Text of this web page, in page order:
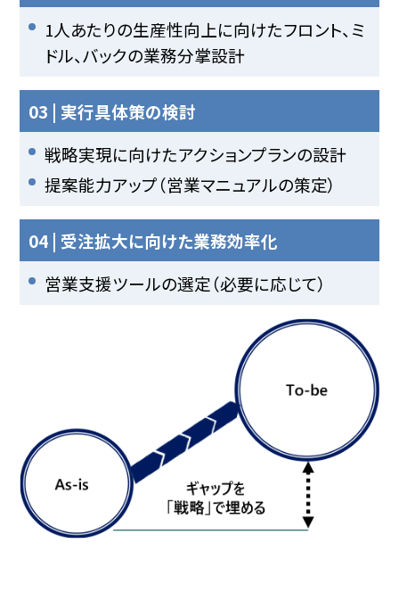
1人あたりの生産性向上に向けたフロント、ミ
ドル、バックの業務分掌設計
03 | 実行具体策の検討
戦略実現に向けたアクションプランの設計
提案能力アップ（営業マニュアルの策定）
04 | 受注拡大に向けた業務効率化
営業支援ツールの選定（必要に応じて）